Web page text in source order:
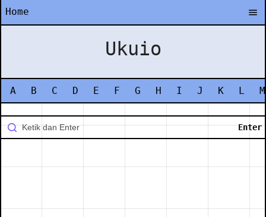
Home
Ukuio
A B C D E F G H I J K L M